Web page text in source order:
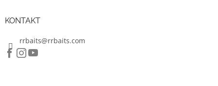
KONTAKT
rrbaits@rrbaits.com